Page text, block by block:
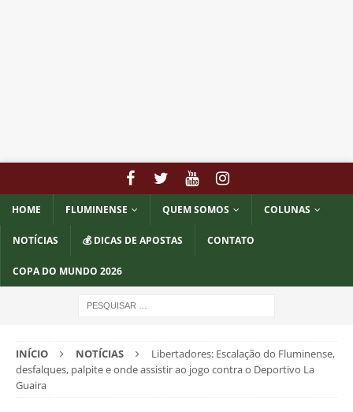
HOME FLUMINENSE QUEM SOMOS COLUNAS
NOTÍCIAS 💰 DICAS DE APOSTAS CONTATO
COPA DO MUNDO 2026
INÍCIO NOTÍCIAS
Libertadores: Escalação do Fluminense,
desfalques, palpite e onde assistir ao jogo contra o Deportivo La
Guaira